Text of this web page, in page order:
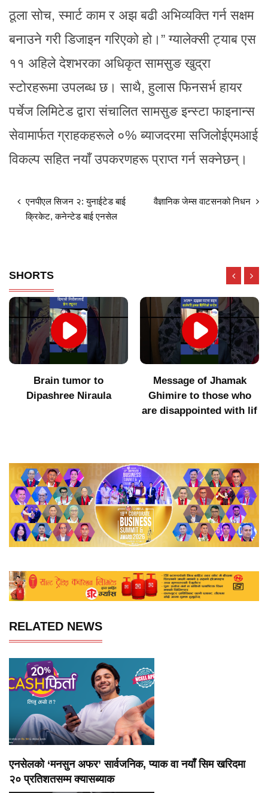
ठूला सोच, स्मार्ट काम र अझ बढी अभिव्यक्ति गर्न सक्षम
बनाउने गरी डिजाइन गरिएको हो।” ग्यालेक्सी ट्याब एस
११ अहिले देशभरका अधिकृत सामसुङ खुद्रा
स्टोरहरूमा उपलब्ध छ। साथै, हुलास फिनसर्भ हायर
पर्चेज लिमिटेड द्वारा संचालित सामसुङ इन्स्टा फाइनान्स
सेवामार्फत ग्राहकहरूले ०% ब्याजदरमा सजिलोईएमआई
विकल्प सहित नयाँ उपकरणहरू प्राप्त गर्न सक्नेछन्।
एनपीएल सिजन २: युनाईटेड बाई
क्रिकेट, कनेन्टेड बाई एनसेल
वैज्ञानिक जेम्स वाटसनको निधन
SHORTS
Brain tumor to
Dipashree Niraula
Message of Jhamak
Ghimire to those who
are disappointed with lif
RELATED NEWS
एनसेलको ‘मनसुन अफर’ सार्वजनिक, प्याक वा नयाँ सिम खरिदमा
२० प्रतिशतसम्म क्यासब्याक